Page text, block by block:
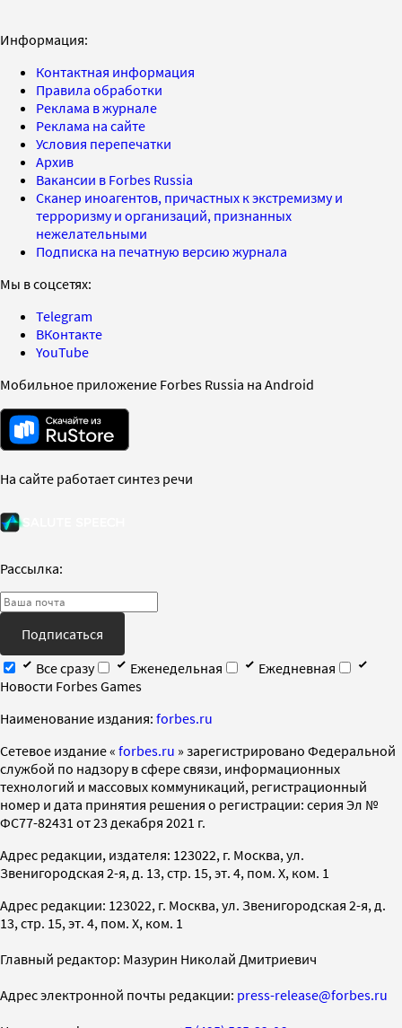
Информация:
Контактная информация
Правила обработки
Реклама в журнале
Реклама на сайте
Условия перепечатки
Архив
Вакансии в Forbes Russia
Сканер иноагентов, причастных к экстремизму и
терроризму и организаций, признанных
нежелательными
Подписка на печатную версию журнала
Мы в соцсетях:
Telegram
ВКонтакте
YouTube
Мобильное приложение Forbes Russia на Android
На сайте работает синтез речи
Рассылка:
Подписаться
Все сразу
Еженедельная
Ежедневная
Новости Forbes Games
Наименование издания: forbes.ru
Cетевое издание « forbes.ru » зарегистрировано Федеральной
службой по надзору в сфере связи, информационных
технологий и массовых коммуникаций, регистрационный
номер и дата принятия решения о регистрации: серия Эл №
ФС77-82431 от 23 декабря 2021 г.
Адрес редакции, издателя: 123022, г. Москва, ул.
Звенигородская 2-я, д. 13, стр. 15, эт. 4, пом. X, ком. 1
Адрес редакции: 123022, г. Москва, ул. Звенигородская 2-я, д.
13, стр. 15, эт. 4, пом. X, ком. 1
Главный редактор: Мазурин Николай Дмитриевич
Адрес электронной почты редакции: press-release@forbes.ru